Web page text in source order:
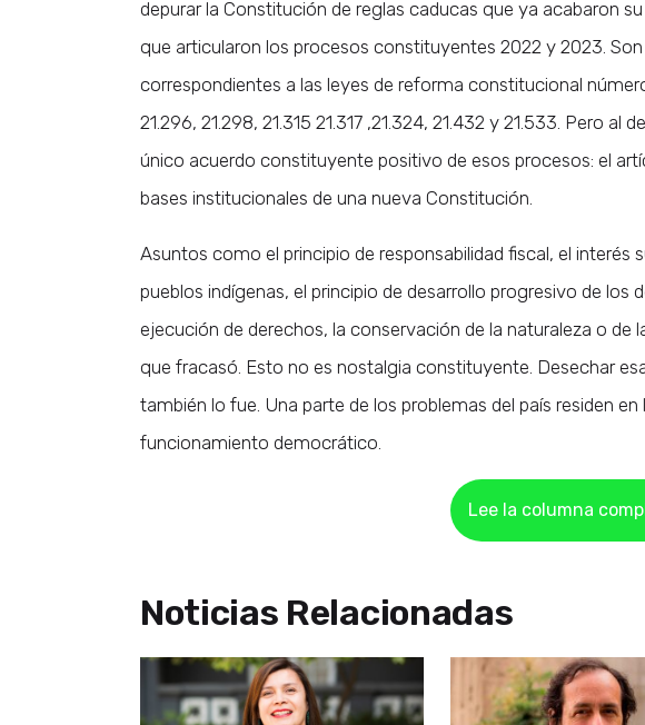
depurar la Constitución de reglas caducas que ya acabaron
que articularon los procesos constituyentes 2022 y 2023.
correspondientes a las leyes de reforma constitucional números
21.296, 21.298, 21.315 21.317 ,21.324, 21.432 y 21.533. Pero
único acuerdo constituyente positivo de esos procesos: el
bases institucionales de una nueva Constitución.
Asuntos como el principio de responsabilidad fiscal, el interés
pueblos indígenas, el principio de desarrollo progresivo de los
ejecución de derechos, la conservación de la naturaleza o de
que fracasó. Esto no es nostalgia constituyente. Desechar
también lo fue. Una parte de los problemas del país residen
funcionamiento democrático.
Lee la columna
Noticias Relacionadas